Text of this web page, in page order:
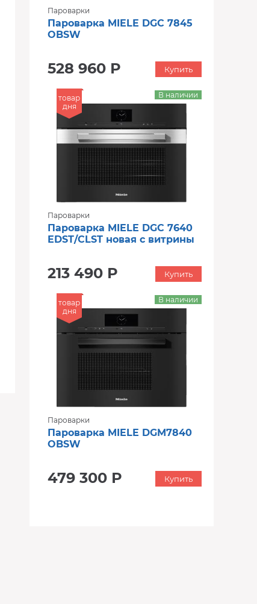
Пароварки
Пароварка MIELE DGC 7845
OBSW
528 960 Р Купить
товар
дня
Пароварки
Пароварка MIELE DGC 7640
EDST/CLST новая с витрины
213 490 Р
В наличии
Купить
товар
дня
Пароварки
Пароварка MIELE DGM7840
OBSW
479 300 Р
В наличии
Купить